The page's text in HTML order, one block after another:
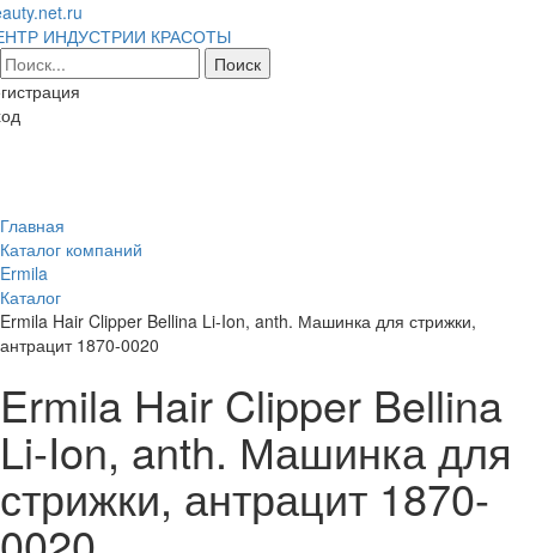
ИНДУСТРИИ КРАСОТЫ
Главная
Каталог компаний
Ermila
Каталог
Ermila Hair Clipper Bellina Li-Ion, anth. Машинка для стрижки,
антрацит 1870-0020
Ermila Hair Clipper Bellina
Li-Ion, anth. Машинка для
стрижки, антрацит 1870-